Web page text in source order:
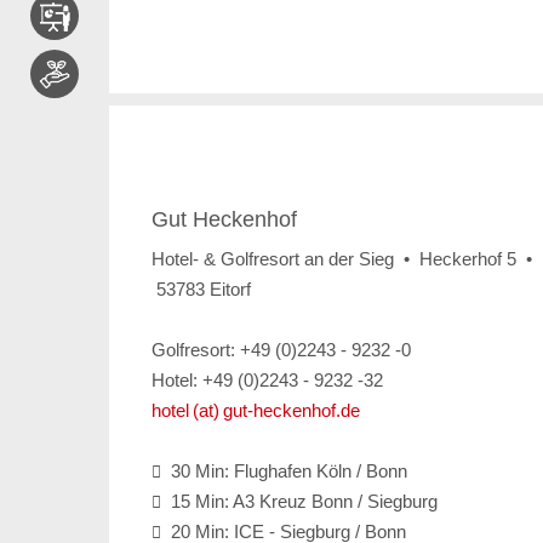
Gut Heckenhof
Hotel- & Golfresort an der Sieg • Heckerhof 5 •
53783 Eitorf
Golfresort: +49 (0)2243 - 9232 -0
Hotel: +49 (0)2243 - 9232 -32
hotel (at) gut-heckenhof.de
 30 Min: Flughafen Köln / Bonn
 15 Min: A3 Kreuz Bonn / Siegburg
 20 Min: ICE - Siegburg / Bonn